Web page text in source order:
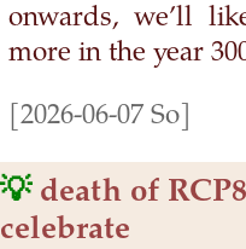
onwards, we’ll
more in the year
[2026-06-07 So]
💡death of
celebrate